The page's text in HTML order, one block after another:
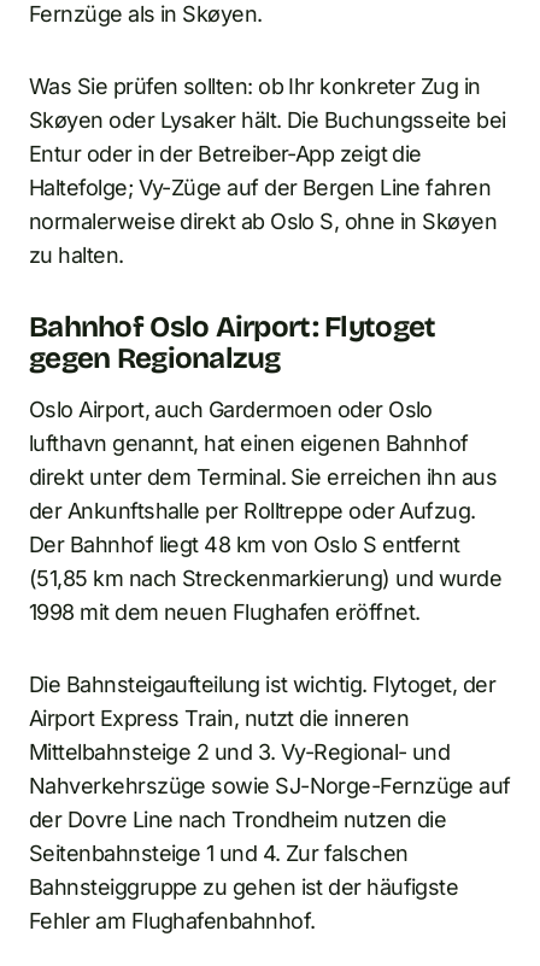
Fernzüge als in Skøyen.
Was Sie prüfen sollten: ob Ihr konkreter Zug in
Skøyen oder Lysaker hält. Die Buchungsseite bei
Entur oder in der Betreiber-App zeigt die
Haltefolge; Vy-Züge auf der Bergen Line fahren
normalerweise direkt ab Oslo S, ohne in Skøyen
zu halten.
Bahnhof Oslo Airport: Flytoget
gegen Regionalzug
Oslo Airport, auch Gardermoen oder Oslo
lufthavn genannt, hat einen eigenen Bahnhof
direkt unter dem Terminal. Sie erreichen ihn aus
der Ankunftshalle per Rolltreppe oder Aufzug.
Der Bahnhof liegt 48 km von Oslo S entfernt
(51,85 km nach Streckenmarkierung) und wurde
1998 mit dem neuen Flughafen eröffnet.
Die Bahnsteigaufteilung ist wichtig. Flytoget, der
Airport Express Train, nutzt die inneren
Mittelbahnsteige 2 und 3. Vy-Regional- und
Nahverkehrszüge sowie SJ-Norge-Fernzüge auf
der Dovre Line nach Trondheim nutzen die
Seitenbahnsteige 1 und 4. Zur falschen
Bahnsteiggruppe zu gehen ist der häufigste
Fehler am Flughafenbahnhof.